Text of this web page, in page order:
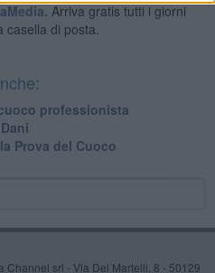
Arriva gratis tutti i giorni
di posta.
professionista
Prova del Cuoco
Channel srl - Via Dei Martelli, 8 - 50129